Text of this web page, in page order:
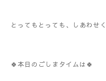
とってもとっても、しあわせ
🍀本日のごしまタイムは🍀